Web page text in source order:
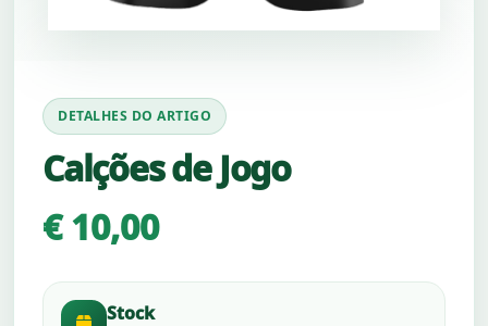
DETALHES DO ARTIGO
Calções de Jogo
€ 10,00
Stock